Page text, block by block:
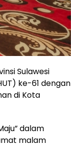
Sulawesi
ke-61 dengan
di Kota
dalam
malam